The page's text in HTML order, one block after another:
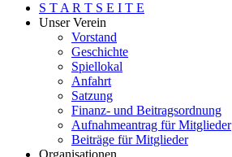
S T A R T S E I T E
Unser Verein
Vorstand
Geschichte
Spiellokal
Anfahrt
Satzung
Finanz- und Beitragsordnung
Aufnahmeantrag für Mitglieder
Beiträge für Mitglieder
Organisationen